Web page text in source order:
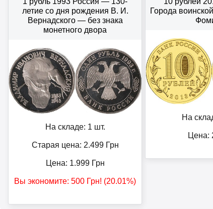
летие со дня рождения В. И.
Вернадского — без знака
монетного двора
На складе: 1 шт.
Старая цена: 2.499Грн
Цена: 1.999Грн
Вы экономите:500 Грн! (20.01%)
Города
На
Цена: